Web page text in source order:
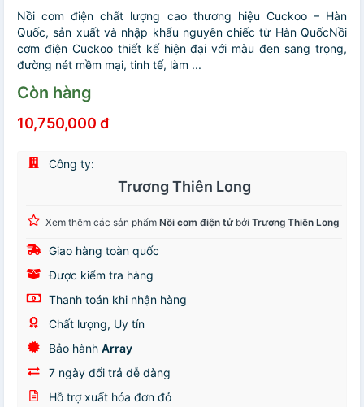
Nồi cơm điện chất lượng cao thương hiệu Cuckoo – Hàn
Quốc, sản xuất và nhập khẩu nguyên chiếc từ Hàn QuốcNồi
cơm điện Cuckoo thiết kế hiện đại với màu đen sang trọng,
đường nét mềm mại, tinh tế, làm ...
Còn hàng
10,750,000 đ
Công ty:
Trương Thiên Long
Xem thêm các sản phẩm Nồi cơm điện tửbởi Trương Thiên Long
Giao hàng toàn quốc
Được kiểm tra hàng
Thanh toán khi nhận hàng
Chất lượng, Uy tín
Bảo hành Array
7 ngày đổi trả dễ dàng
Hỗ trợ xuất hóa đơn đỏ